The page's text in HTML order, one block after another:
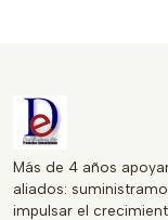
El TRAMADOL
alivio efectivo del
información o
Características
Más de 4 años
aliados:
impulsar el